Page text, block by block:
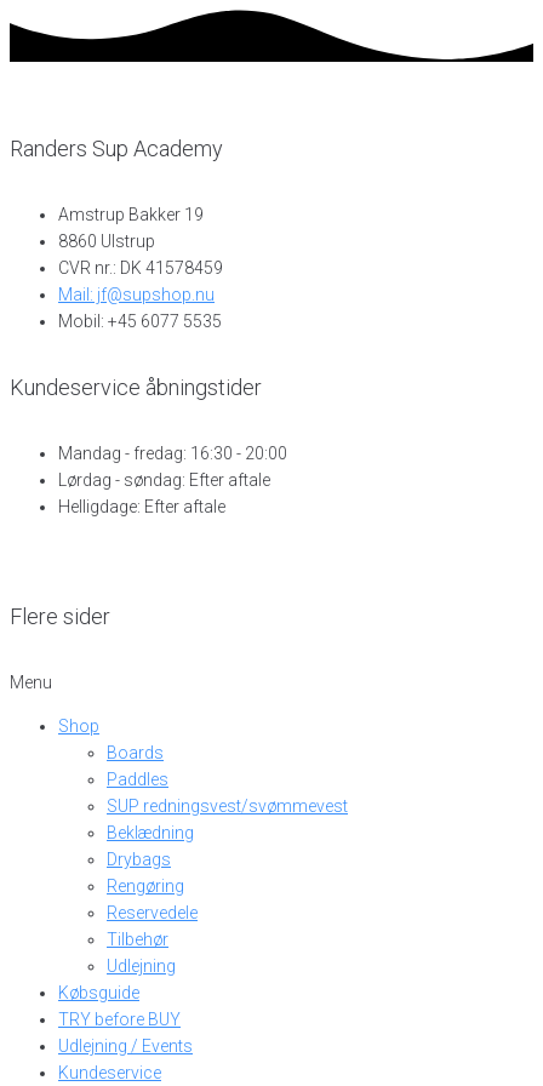
Randers Sup Academy
Amstrup Bakker 19
8860 Ulstrup
CVR nr.: DK 41578459
Mail: jf@supshop.nu
Mobil: +45 6077 5535
Kundeservice åbningstider
Mandag - fredag: 16:30 - 20:00
Lørdag - søndag: Efter aftale
Helligdage: Efter aftale
Flere sider
Menu
Shop
Boards
Paddles
SUP redningsvest/svømmevest
Beklædning
Drybags
Rengøring
Reservedele
Tilbehør
Udlejning
Købsguide
TRY before BUY
Udlejning / Events
Kundeservice